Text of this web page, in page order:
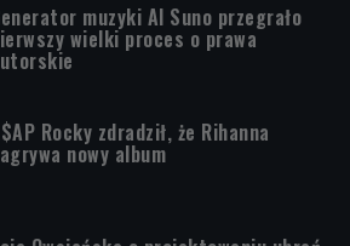
muzyki AI Suno przegrało
wielki proces o prawa
Rocky zdradził, że Rihanna
nowy album